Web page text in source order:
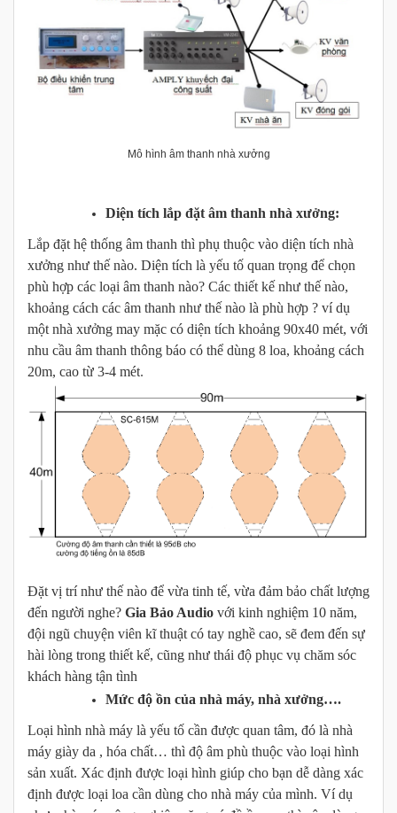
Mô hình âm thanh nhà xưởng
Diện tích lắp đặt âm thanh nhà xưởng:
Lắp đặt hệ thống âm thanh thì phụ thuộc vào diện tích nhà
xưởng như thế nào. Diện tích là yếu tố quan trọng để chọn
phù hợp các loại âm thanh nào? Các thiết kế như thế nào,
khoảng cách các âm thanh như thế nào là phù hợp ? ví dụ
một nhà xưởng may mặc có diện tích khoảng 90x40 mét, với
nhu cầu âm thanh thông báo có thể dùng 8 loa, khoảng cách
20m, cao từ 3-4 mét.
Đặt vị trí như thế nào để vừa tinh tế, vừa đảm bảo chất lượng
đến người nghe? Gia Bảo Audio với kinh nghiệm 10 năm,
đội ngũ chuyện viên kĩ thuật có tay nghề cao, sẽ đem đến sự
hài lòng trong thiết kế, cũng như thái độ phục vụ chăm sóc
khách hàng tận tình
Mức độ ồn của nhà máy, nhà xưởng….
Loại hình nhà máy là yếu tố cần được quan tâm, đó là nhà
máy giày da , hóa chất… thì độ âm phù thuộc vào loại hình
sản xuất. Xác định được loại hình giúp cho bạn dễ dàng xác
định được loại loa cần dùng cho nhà máy của mình. Ví dụ